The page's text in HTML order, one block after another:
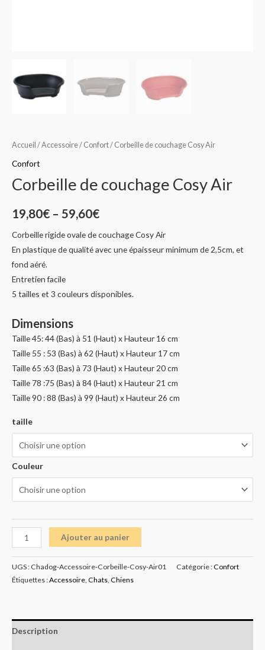
Accueil /Accessoire/ Confort/ Corbeille de couchage Cosy Air
Confort
Corbeille de couchage Cosy Air
19,80€ – 59,60€
Corbeille rigide ovale de couchage Cosy Air
En plastique de qualité avec une épaisseur minimum de 2,5cm, et
fond aéré.
Entretien facile
5 tailles et 3 couleurs disponibles.
Dimensions
Taille 45: 44 (Bas) à 51 (Haut) x Hauteur 16 cm
Taille 55 : 53 (Bas) à 62 (Haut) x Hauteur 17 cm
Taille 65 :63 (Bas) à 73 (Haut) x Hauteur 20 cm
Taille 78 :75 (Bas) à 84 (Haut) x Hauteur 21 cm
Taille 90 : 88 (Bas) à 99 (Haut) x Hauteur 26 cm
taille
Couleur
Ajouter au panier
UGS : Chadog-Accessoire-Corbeille-Cosy-Air01 Catégorie :Confort
Étiquettes :Accessoire, Chats, Chiens
Description